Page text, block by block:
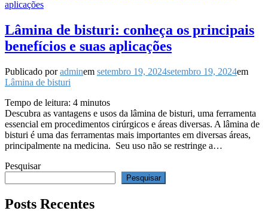
Lâmina de bisturi: conheça os principais
benefícios e suas aplicações
Publicado poradminem setembro 19, 2024setembro 19, 2024em
Lâmina de bisturi
Tempo de leitura: 4 minutos
Descubra as vantagens e usos da lâmina de bisturi, uma ferramenta
essencial em procedimentos cirúrgicos e áreas diversas. A lâmina de
bisturi é uma das ferramentas mais importantes em diversas áreas,
principalmente na medicina. Seu uso não se restringe a…
Pesquisar
Pesquisar
Posts Recentes